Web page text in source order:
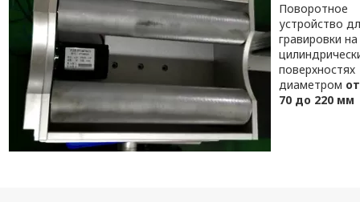
Поворотное
устройство
гравировки на
поверхностях
диаметром от
70 до 220 мм